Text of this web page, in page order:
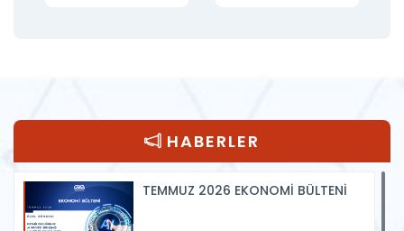
HABERLER
TEMMUZ 2026 EKONOMİ BÜLTENİ